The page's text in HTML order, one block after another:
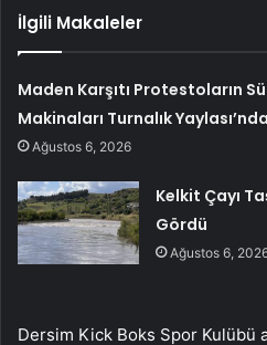
İlgili Makaleler
Maden Karşıtı Protestoların
Makinaları Turnalık
Ağustos 6, 2026
Kelkit Çayı
Gördü
Ağustos 6,
Dersim Kick Boks Spor Kulübü